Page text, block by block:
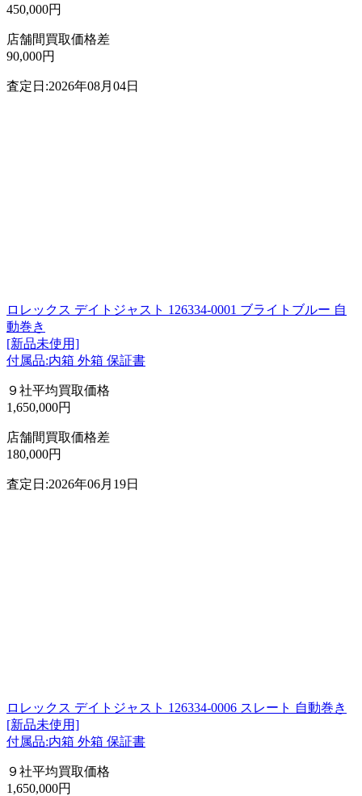
450,000円
店舗間買取価格差
90,000円
査定日:2026年08月04日
ロレックス デイトジャスト 126334-0001 ブライトブルー 自
動巻き
[新品未使用]
付属品:内箱 外箱 保証書
９社平均買取価格
1,650,000円
店舗間買取価格差
180,000円
査定日:2026年06月19日
ロレックス デイトジャスト 126334-0006 スレート 自動巻き
[新品未使用]
付属品:内箱 外箱 保証書
９社平均買取価格
1,650,000円